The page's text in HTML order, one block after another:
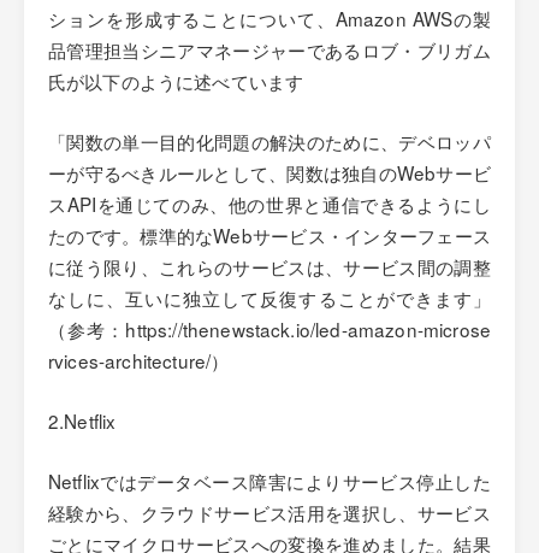
ションを形成することについて、Amazon AWSの製
品管理担当シニアマネージャーであるロブ・ブリガム
氏が以下のように述べています
「関数の単一目的化問題の解決のために、デベロッパ
ーが守るべきルールとして、関数は独自のWebサービ
スAPIを通じてのみ、他の世界と通信できるようにし
たのです。標準的なWebサービス・インターフェース
に従う限り、これらのサービスは、サービス間の調整
なしに、互いに独立して反復することができます」
（参考：https://thenewstack.io/led-amazon-microse
rvices-architecture/）
2.Netflix
Netflixではデータベース障害によりサービス停止した
経験から、クラウドサービス活用を選択し、サービス
ごとにマイクロサービスへの変換を進めました。結果